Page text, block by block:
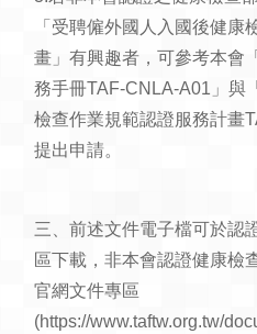
「受聘僱外國人入國後健康
畫」有興趣者，可參考本會
務手冊TAF-CNLA-A01」與
檢查作業規範認證服務計畫
提出申請。
三、前述文件電子檔可於認
區下載，非本會認證健康檢
官網文件專區
(https://www.taftw.org.tw/